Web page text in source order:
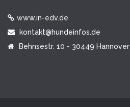
www.in-edv.de
kontakt@hundeinfos.de
Behnsestr. 10 - 30449 Hannover